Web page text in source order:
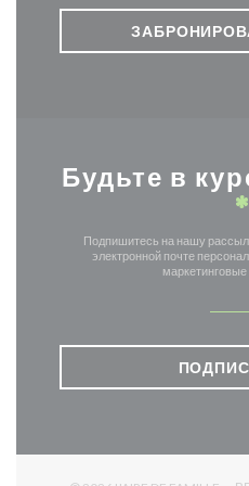
Будьте в
*
Подпишитесь на нашу
электронной почте
маркетинговые